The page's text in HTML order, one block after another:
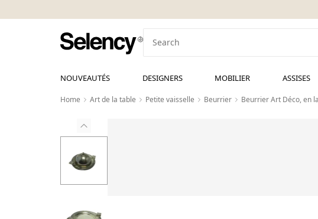
NOUVEAUTÉS DESIGNERS MOBILIER ASSISES
Home Art de la table Petite vaisselle Beurrier Beurrier Art Déco, en